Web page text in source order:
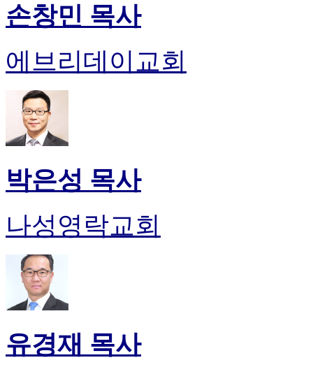
손창민 목사
에브리데이교회
박은성 목사
나성영락교회
유경재 목사